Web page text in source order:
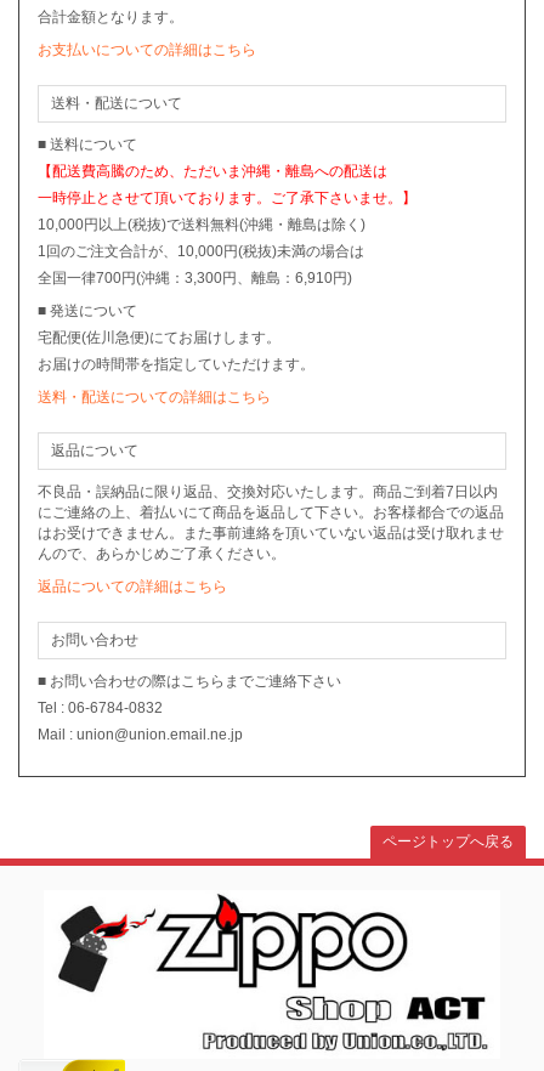
合計金額となります。
お支払いについての詳細はこちら
送料・配送について
■ 送料について
【配送費高騰のため、ただいま沖縄・離島への配送は
一時停止とさせて頂いております。ご了承下さいませ。】
10,000円以上(税抜)で送料無料(沖縄・離島は除く)
1回のご注文合計が、10,000円(税抜)未満の場合は
全国一律700円(沖縄：3,300円、離島：6,910円)
■ 発送について
宅配便(佐川急便)にてお届けします。
お届けの時間帯を指定していただけます。
送料・配送についての詳細はこちら
返品について
不良品・誤納品に限り返品、交換対応いたします。商品ご到着7日以内
にご連絡の上、着払いにて商品を返品して下さい。お客様都合での返品
はお受けできません。また事前連絡を頂いていない返品は受け取れませ
んので、あらかじめご了承ください。
返品についての詳細はこちら
お問い合わせ
■ お問い合わせの際はこちらまでご連絡下さい
Tel : 06-6784-0832
Mail : union@union.email.ne.jp
ページトップへ戻る